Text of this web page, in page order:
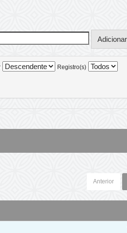
Registro(s)
Anterior